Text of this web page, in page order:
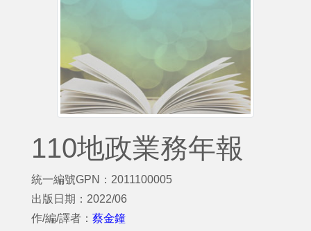
110地政業務年報
統一編號GPN：2011100005
出版日期：2022/06
作/編/譯者： 蔡金鐘